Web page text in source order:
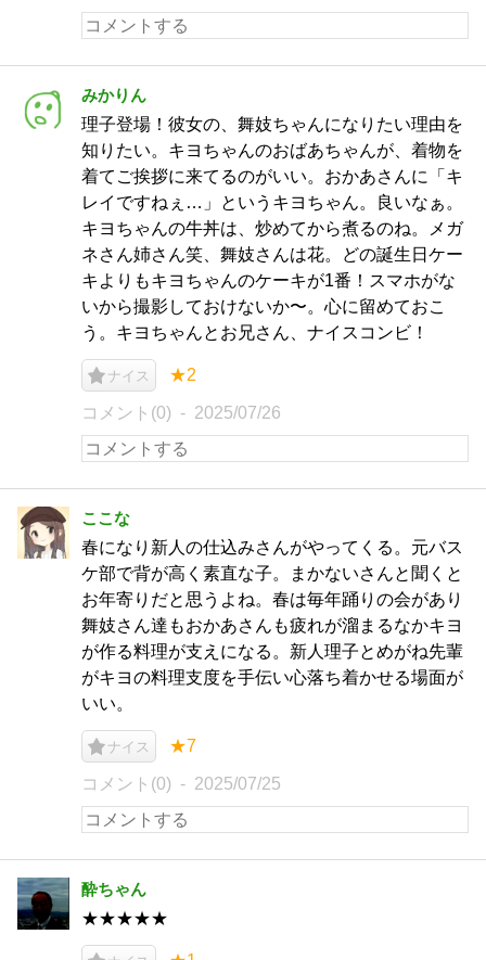
みかりん
理子登場！彼女の、舞妓ちゃんになりたい理由を
知りたい。キヨちゃんのおばあちゃんが、着物を
着てご挨拶に来てるのがいい。おかあさんに「キ
レイですねぇ…」というキヨちゃん。良いなぁ。
キヨちゃんの牛丼は、炒めてから煮るのね。メガ
ネさん姉さん笑、舞妓さんは花。どの誕生日ケー
キよりもキヨちゃんのケーキが1番！スマホがな
いから撮影しておけないか〜。心に留めておこ
う。キヨちゃんとお兄さん、ナイスコンビ！
ナイス ★2
コメント(0) 2025/07/26
ここな
春になり新人の仕込みさんがやってくる。元バス
ケ部で背が高く素直な子。まかないさんと聞くと
お年寄りだと思うよね。春は毎年踊りの会があり
舞妓さん達もおかあさんも疲れが溜まるなかキヨ
が作る料理が支えになる。新人理子とめがね先輩
がキヨの料理支度を手伝い心落ち着かせる場面が
いい。
ナイス ★7
コメント(0) 2025/07/25
酔ちゃん
★★★★★